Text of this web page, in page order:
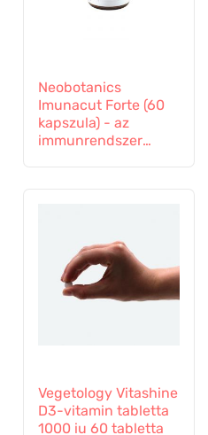
Neobotanics
Imunacut Forte (60
kapszula) - az
immunrendszer
Vegetology Vitashine
D3-vitamin tabletta
1000 iu 60 tabletta